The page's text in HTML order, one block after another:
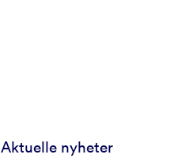
Aktuelle nyheter